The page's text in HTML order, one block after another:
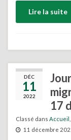
Lire la suite
DÉC
11
2022
17
Classé dans Accueil
11 décembre